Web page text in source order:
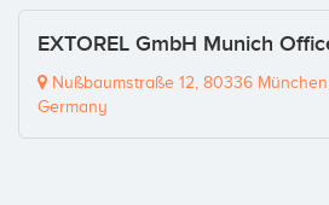
EXTOREL GmbH Munich
Nußbaumstraße 12, 80336
Germany